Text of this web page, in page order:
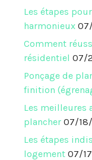
Les étapes
harmonieux
Comment
résidentiel 07/
Ponçage de
finition
Les meilleures
plancher 07/
Les étapes
logement 07/